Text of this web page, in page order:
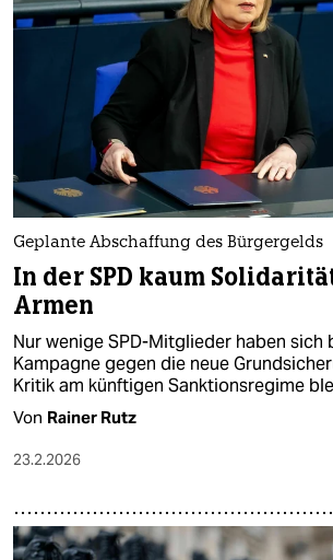
Geplante Abschaffung des Bürgergelds
In der SPD kaum
Armen
Nur wenige SPD-Mitglieder haben sich
Kampagne gegen die neue
Kritik am künftigen Sanktionsregime
Von Rainer Rutz
23.2.2026